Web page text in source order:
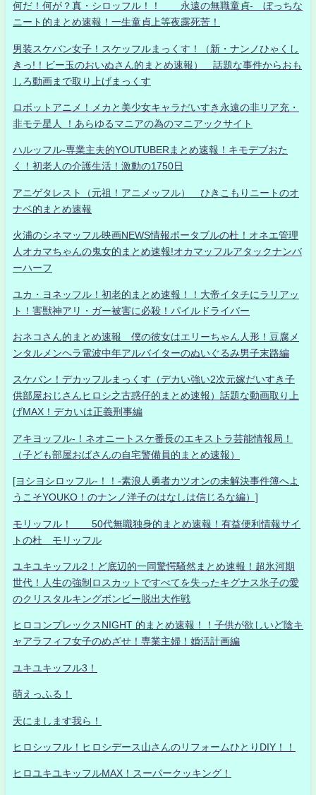
何だ！何が？真・シロッフル！！ 永遠の無職童貞- ぼっちな
ニート的まとめ速報！一生童貞上等夜露死苦！
男装スケバン女子！スケッフルまっくす！（新・ナンノひゃくし
きっ!！ビー玉のおいぬさん的まとめ速報） 話題な事件からおも
しろ動画まで取り上げまっくす
ロボットアニメ！メカと美少女キャラだいすき永遠の非リア充・
非モテ星人 ！あらゆるマニアの為のマニアックサイト
ハルッフル-専業主夫的YOUTUBERまとめ速報！キモデブおた
く！初老人の介護生活！激動の1750日
アニゲタレスト（元祖！アニメッフル） ひきこもりニートのオ
ナベ的まとめ速報
火浦のシネマッフル映画NEWS情報ポータブルの杜！オネエ管理
人オカマちゃんの鬼女的まとめ速報!オカマッフルアタックナンバ
ーハーフ
ユカ・ヨネッフル！初老的まとめ速報！！大帝イタチにラリアッ
ト！害獣神アリ・ガー被害に必殺！パイルドライバー
おネコさん的まとめ速報 僕の彼女はエリーちゃん人形！豆腐メ
ンタルメンヘラ電波中年アルバイターのぬいぐるみ男子末路編
スケバン！デカッフルまっくす（デカい強い2次元嫁だいすき子
供部屋おじさんヒロシ之古惑仔的まとめ速報）話題な動画取り上
げMAX！デカいは正義刑事編
アキヨッフル-！ネオニートスケ番長のエキストラ芸能情報局！
（子ども部屋おばさんの自宅警備員的まとめ速報）
[ヨシヨシロッフル-！！-素浪人勇者カツオンの未解決事件簿へよ
うこそYOUKO！のナンノ洋子のはなしは信じるな編）]
モリッフル！ 50代無職独身的まとめ速報！有益便利情報サイ
トの杜 モリッフル
ユキユキッフル2！ど底辺的一同驚愕騒然まとめ速報！超氷河期
世代！人生の強制ロスカットですべてを失ったキグナス氷子の愛
のクリスタルキングボンビー脱出大作戦
ヒロコンプレックスNIGHT 的まとめ速報！！子供が欲しいど陰キ
ャアラフィフ女子のめざせ！専業主婦！婚活計画編
ユキユキッフル3！
萌えっふる！
天にまします我ら！
ヒロシッフル！ヒロシデース山さんのリフォームひとりDIY！！
ヒロユキユキッフルMAX！スーパークッキング！